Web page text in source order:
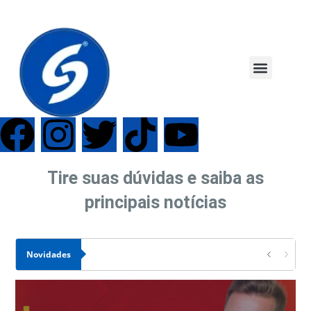
Tire suas dúvidas e saiba as
principais notícias
Novidades